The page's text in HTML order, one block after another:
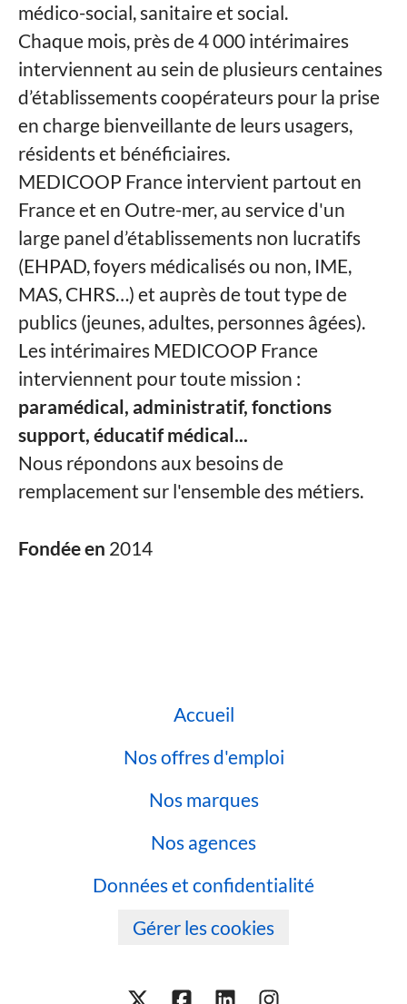
médico-social, sanitaire et social.
Chaque mois, près de 4 000 intérimaires
interviennent au sein de plusieurs centaines
d’établissements coopérateurs pour la prise
en charge bienveillante de leurs usagers,
résidents et bénéficiaires.
MEDICOOP France intervient partout en
France et en Outre-mer, au service d'un
large panel d’établissements non lucratifs
(EHPAD, foyers médicalisés ou non, IME,
MAS, CHRS…) et auprès de tout type de
publics (jeunes, adultes, personnes âgées).
Les intérimaires MEDICOOP France
interviennent pour toute mission :
paramédical, administratif, fonctions
support, éducatif médical...
Nous répondons aux besoins de
remplacement sur l'ensemble des métiers.
Fondée en 2014
Accueil
Nos offres d'emploi
Nos marques
Nos agences
Données et confidentialité
Gérer les cookies